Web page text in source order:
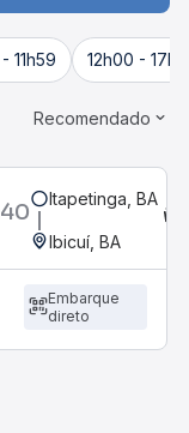
11h59 12h00 -
Recomendado
Itapetinga, BA
Ibicuí, BA
Embarque
direto